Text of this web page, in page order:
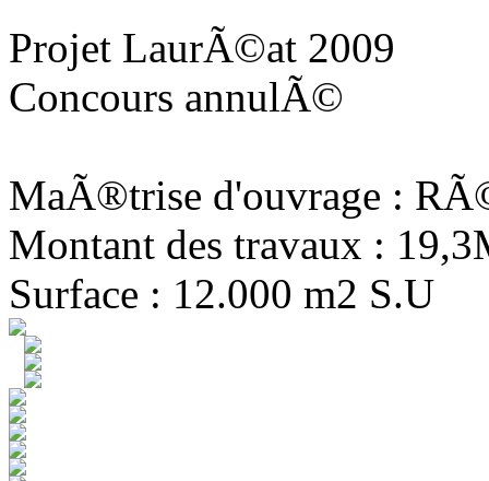
Projet LaurÃ©at 2009
Concours annulÃ©
MaÃ®trise d'ouvrage :
Montant des travaux :
Surface : 12.000 m2 S.U